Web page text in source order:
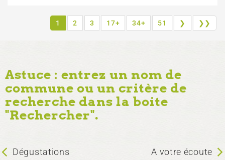
1 2 3 17+ 34+ 51 ❯ ❯❯
Astuce : entrez un nom de
commune ou un critère de
recherche dans la boite
"Rechercher".
Dégustations A votre écoute